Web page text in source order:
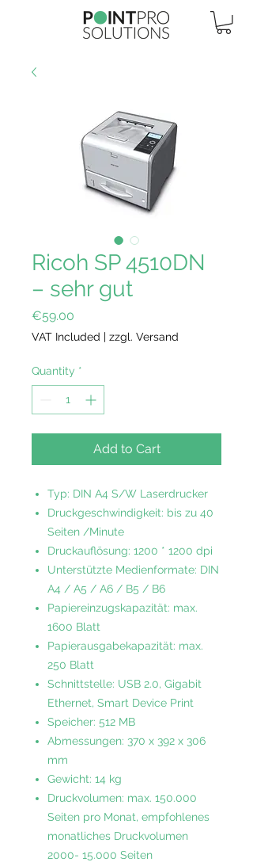
Ricoh SP 4510DN
– sehr gut
€59.00
VAT Included | zzgl. Versand
Quantity *
Add to Cart
Typ: DIN A4 S/W Laserdrucker
Druckgeschwindigkeit: bis zu 40
Seiten /Minute
Druckauflösung: 1200 * 1200 dpi
Unterstützte Medienformate: DIN
A4 / A5 / A6 / B5 / B6
Papiereinzugskapazität: max.
1600 Blatt
Papierausgabekapazität: max.
250 Blatt
Schnittstelle: USB 2.0, Gigabit
Ethernet, Smart Device Print
Speicher: 512 MB
Abmessungen: 370 x 392 x 306
mm
Gewicht: 14 kg
Druckvolumen: max. 150.000
Seiten pro Monat, empfohlenes
monatliches Druckvolumen
2000- 15.000 Seiten